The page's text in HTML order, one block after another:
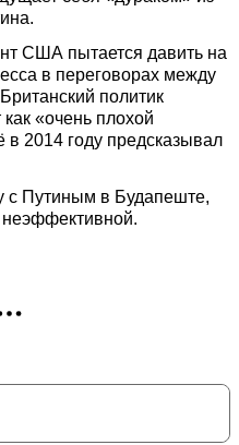
США пытается давить на
в переговорах между
политик
«очень плохой
2014 году предсказывал
с Путиным в Будапеште,
неэффективной.